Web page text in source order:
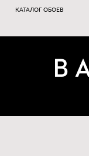
КАТАЛОГ ОБОЕВ